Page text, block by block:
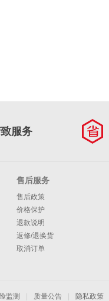
服务
售后服务
售后政策
价格保护
退款说明
返修/退换货
取消订单
监测 质量公告 隐私政策